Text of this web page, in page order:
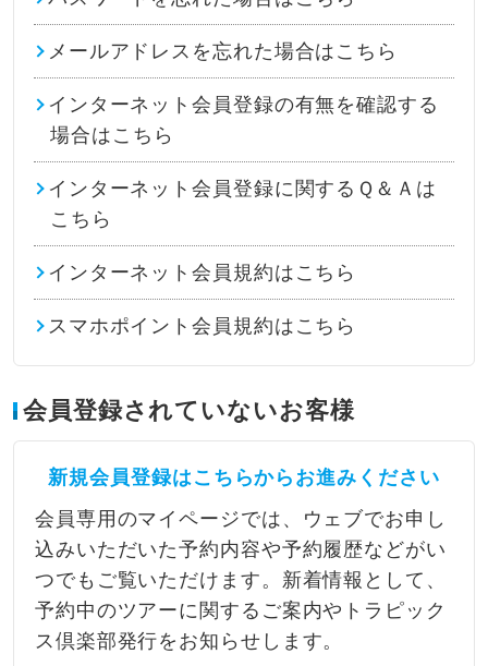
メールアドレスを忘れた場合はこちら
インターネット会員登録の有無を確認する
場合はこちら
インターネット会員登録に関するＱ＆Ａは
こちら
インターネット会員規約はこちら
スマホポイント会員規約はこちら
会員登録されていないお客様
新規会員登録はこちらからお進みください
会員専用のマイページでは、ウェブでお申し
込みいただいた予約内容や予約履歴などがい
つでもご覧いただけます。新着情報として、
予約中のツアーに関するご案内やトラピック
ス倶楽部発行をお知らせします。